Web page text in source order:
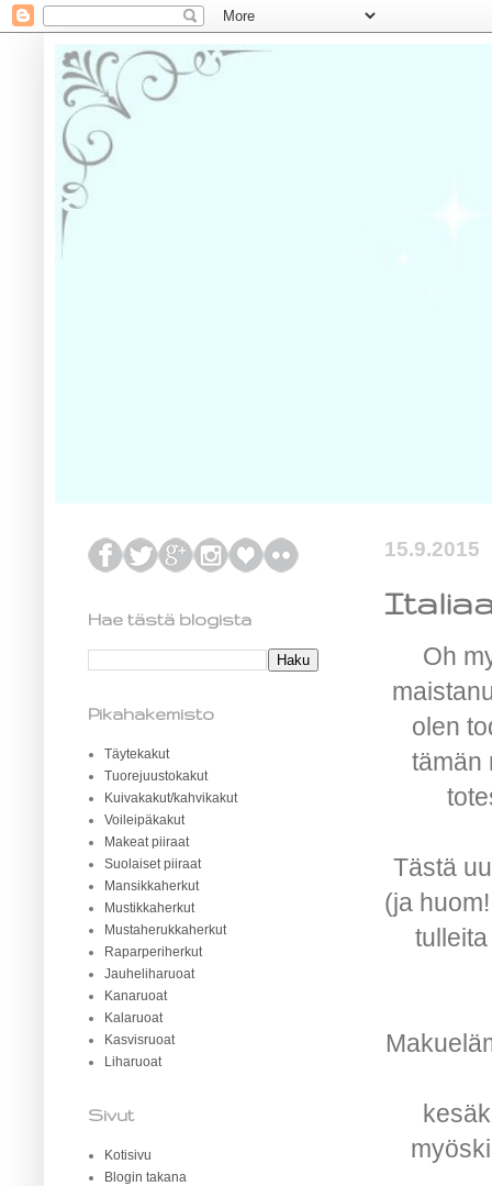
15.9.2015
Oh
olen
tämän
Tästä
(ja
Hae tästä blogista
Pikahakemisto
Täytekakut
Tuorejuustokakut
Kuivakakut/kahvikakut
Voileipäkakut
Makeat piiraat
Suolaiset piiraat
Mansikkaherkut
Mustikkaherkut
Mustaherukkaherkut
Raparperiherkut
Jauheliharuoat
Kanaruoat
Kalaruoat
Kasvisruoat
Liharuoat
Sivut
Kotisivu
Blogin takana